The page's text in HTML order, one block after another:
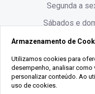
Rua Lauro Linhares,
SC
(48) 3220-1045
Segunda a
Sábados e
Armazenamento de
Utilizamos cookies para
desempenho, analisar
personalizar conteúdo. Ao
uso de cookies.